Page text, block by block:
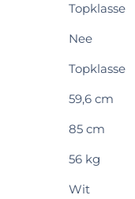
Topklasse
Nee
Topklasse
59,6 cm
85 cm
56 kg
Wit